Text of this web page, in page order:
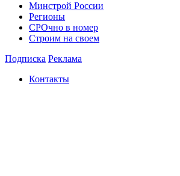
Минстрой России
Регионы
СРОчно в номер
Строим на своем
Подписка Реклама
Контакты